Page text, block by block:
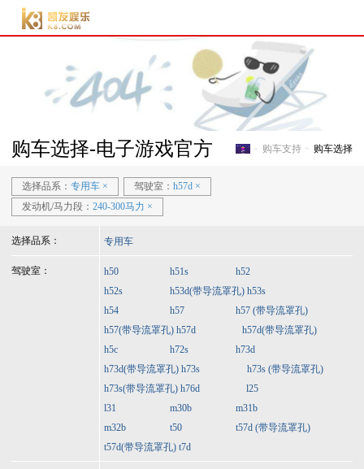
电子游戏官方-电子游
购车选择-电子游戏官方 购车支持 购车选择
选择品系： 专用车 × 驾驶室： h57d ×
发动机/马力段： 240-300马力 ×
选择品系： 专用车
驾驶室： h50 h51s
h52
h52s
h53d(带导流罩孔) h53s
h54
h57
h57 (带导流罩孔)
h57(带导流罩孔) h57d
h57d(带导流罩孔)
h5c
h72s
h73d
h73d(带导流罩孔) h73s
h73s (带导流罩孔)
h73s(带导流罩孔) h76d
l25
l31
m30b
m31b
m32b
t50
t57d (带导流罩孔)
t57d(带导流罩孔) t7d